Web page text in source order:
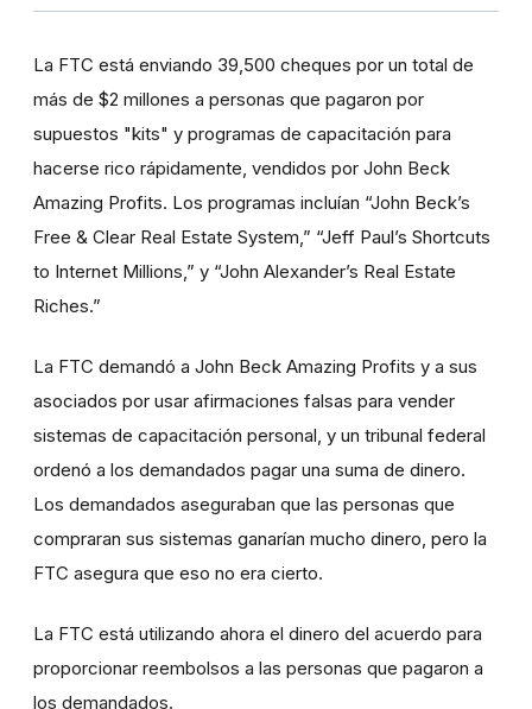
La FTC está enviando 39,500 cheques por un total de
más de $2 millones a personas que pagaron por
supuestos "kits" y programas de capacitación para
hacerse rico rápidamente, vendidos por John Beck
Amazing Profits. Los programas incluían “John Beck’s
Free & Clear Real Estate System,” “Jeff Paul’s Shortcuts
to Internet Millions,” y “John Alexander’s Real Estate
Riches.”
La FTC demandó a John Beck Amazing Profits y a sus
asociados por usar afirmaciones falsas para vender
sistemas de capacitación personal, y un tribunal federal
ordenó a los demandados pagar una suma de dinero.
Los demandados aseguraban que las personas que
compraran sus sistemas ganarían mucho dinero, pero la
FTC asegura que eso no era cierto.
La FTC está utilizando ahora el dinero del acuerdo para
proporcionar reembolsos a las personas que pagaron a
los demandados.